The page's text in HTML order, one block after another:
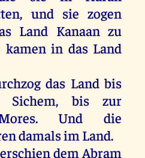
, und sie zogen
Land Kanaan zu
kamen in das Land
das Land bis
Sichem,bis
zur
Und
die
damalsim Land.
erschiendem Abram